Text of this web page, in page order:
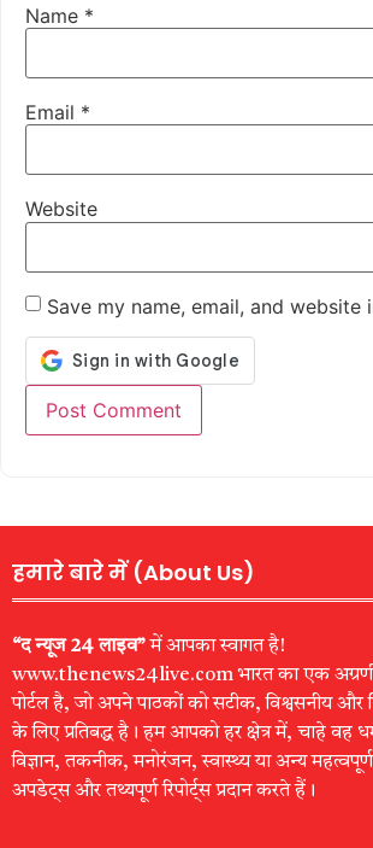
Name *
Email *
Website
Save my name, email, and
हमारे बारे में (About Us)
“द न्यूज 24 लाइव”में आपका स्वागत है!
www.thenews24live.com भारत का एक अग्रणी
पोर्टल है, जो अपने पाठकों को सटीक, विश्वसनीय और
के लिए प्रतिबद्ध है। हम आपको हर क्षेत्र में, चाहे वह
विज्ञान, तकनीक, मनोरंजन, स्वास्थ्य या अन्य
अपडेट्स और तथ्यपूर्ण रिपोर्ट्स प्रदान करते हैं।